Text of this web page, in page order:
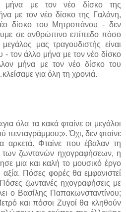
μήνα με τον νέο δίσκο της
με τον νέο δίσκο της Γαλάνη,
δίσκο του Μητροπάνου - δεν
σε ανθρώπινο επίπεδο πόσο
μας τραγουδιστής είναι
- τον άλλο μήνα με τον νέο δίσκο
μήνα με τον νέο δίσκο του
για όλη τη χρονιά.
όλα τα κακά φταίνε οι μεγάλοι
πενταγράμμου;». Όχι, δεν φταίνε
αρκετά. Φταίνε που έβαλαν τη
των ζωντανών ηχογραφήσεων, η
μια και καλή το μουσικό έργο
αξία. Πόσες φορές θα εμφανιστεί
ζωντανές ηχογραφήσεις με
ο Βασίλης Παπακωνσταντίνου;
και πόσοι Ζυγοί θα κληθούν